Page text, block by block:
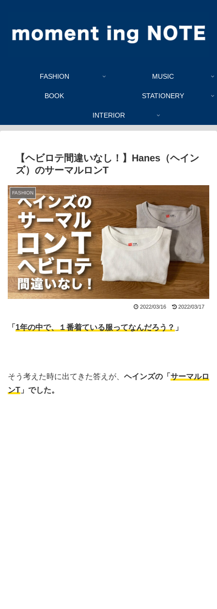
FASHION MUSIC
BOOK STATIONERY
INTERIOR
【ヘビロテ間違いなし！】Hanes（ヘイン
ズ）のサーマルロンT
FASHION
2022/03/16 2022/03/17
「 1年の中で、１番着ている服ってなんだろう？ 」
そう考えた時に出てきた答えが、 ヘインズの「 サーマルロ
ンT 」でした。